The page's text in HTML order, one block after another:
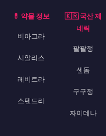
💊 약물 정보
비아그라
시알리스
레비트라
스텐드라
🇰🇷 국산 제
네릭
팔팔정
센돔
구구정
자이데나